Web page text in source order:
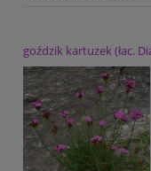
goździk kartuzek (łac.